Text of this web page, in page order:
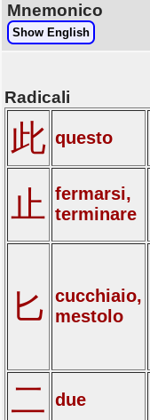
Mnemonico
Show English
Radicali
此 questo
止
fermarsi,
terminare
匕
cucchiaio,
mestolo
二 due